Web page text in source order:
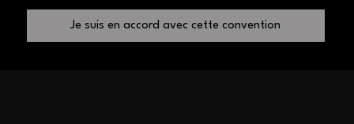
Je suis en accord avec cette convention